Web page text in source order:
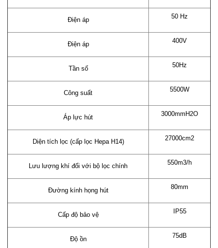
Điện áp 50 Hz
Điện áp 400V
Tần số 50Hz
Công suất 5500W
Áp lực hút 3000mmH2O
Diện tích lọc (cấp lọc Hepa H14) 27000cm2
Lưu lượng khí đối với bộ lọc chính 550m3/h
Đường kính họng hút 80mm
Cấp độ bảo vệ IP55
Độ ồn 75dB